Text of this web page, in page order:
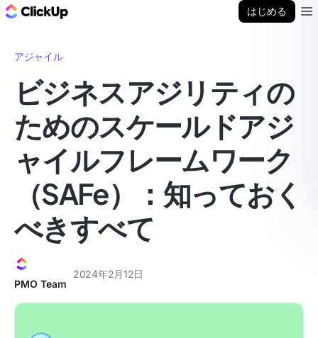
はじめる
アジャイル
ビジネスアジリティの
ためのスケールドアジ
ャイルフレームワーク
（SAFe）：知っておく
べきすべて
PMO Team
2024年2月12日